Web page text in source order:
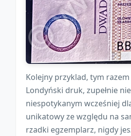
Kolejny przyklad, tym razem
Londyński druk, zupełnie
niespotykanym wcześniej
unikatowy ze względu na
rzadki egzemplarz, nigdy